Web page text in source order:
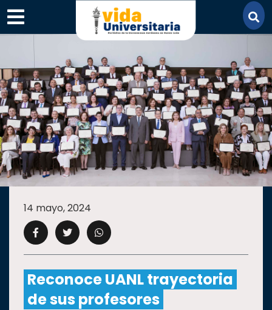
×
SECCIONES
ACADEMIA
CAMPUS UANL
CULTURA
14 mayo, 2024
Reconoce UANL trayectoria
de sus profesores